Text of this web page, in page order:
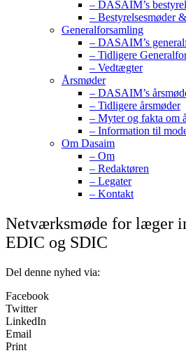
– DASAIM’s
– Bestyrelsesmøder
Generalforsamling
– DASAIM’s
– Tidligere
– Vedtægter
Årsmøder
– DASAIM’s
– Tidligere årsmøder
– Myter og fakta om
– Information til
Om Dasaim
– Om
– Redaktøren
– Legater
– Kontakt
Netværksmøde for læger
EDIC og SDIC
Del denne nyhed via:
Facebook
Twitter
LinkedIn
Email
Print